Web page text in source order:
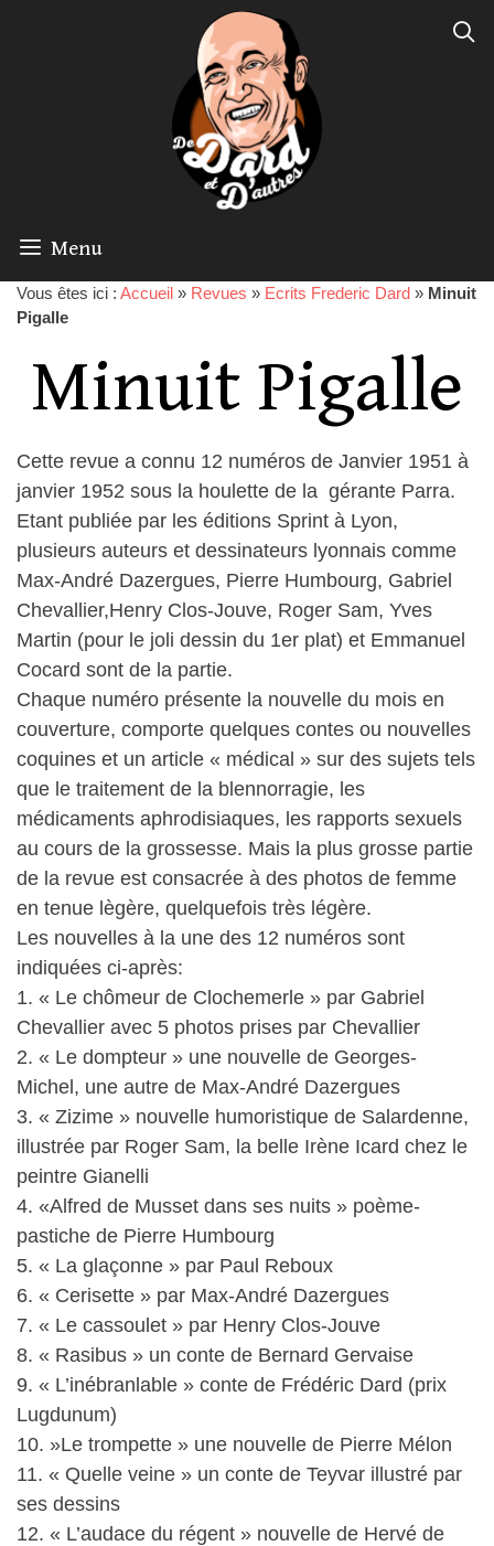
Menu
Vous êtes ici : Accueil » Revues » Ecrits Frederic Dard » Minuit
Pigalle
Minuit Pigalle
Cette revue a connu 12 numéros de Janvier 1951 à
janvier 1952 sous la houlette de la gérante Parra.
Etant publiée par les éditions Sprint à Lyon,
plusieurs auteurs et dessinateurs lyonnais comme
Max-André Dazergues, Pierre Humbourg, Gabriel
Chevallier,Henry Clos-Jouve, Roger Sam, Yves
Martin (pour le joli dessin du 1er plat) et Emmanuel
Cocard sont de la partie.
Chaque numéro présente la nouvelle du mois en
couverture, comporte quelques contes ou nouvelles
coquines et un article « médical » sur des sujets tels
que le traitement de la blennorragie, les
médicaments aphrodisiaques, les rapports sexuels
au cours de la grossesse. Mais la plus grosse partie
de la revue est consacrée à des photos de femme
en tenue lègère, quelquefois très légère.
Les nouvelles à la une des 12 numéros sont
indiquées ci-après:
1. « Le chômeur de Clochemerle » par Gabriel
Chevallier avec 5 photos prises par Chevallier
2. « Le dompteur » une nouvelle de Georges-
Michel, une autre de Max-André Dazergues
3. « Zizime » nouvelle humoristique de Salardenne,
illustrée par Roger Sam, la belle Irène Icard chez le
peintre Gianelli
4. «Alfred de Musset dans ses nuits » poème-
pastiche de Pierre Humbourg
5. « La glaçonne » par Paul Reboux
6. « Cerisette » par Max-André Dazergues
7. « Le cassoulet » par Henry Clos-Jouve
8. « Rasibus » un conte de Bernard Gervaise
9. « L’inébranlable » conte de Frédéric Dard (prix
Lugdunum)
10. »Le trompette » une nouvelle de Pierre Mélon
11. « Quelle veine » un conte de Teyvar illustré par
ses dessins
12. « L’audace du régent » nouvelle de Hervé de